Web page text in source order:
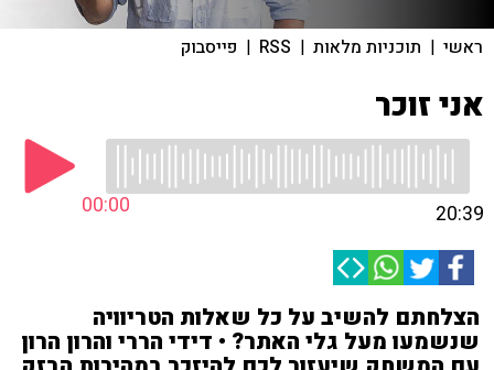
ראשי | תוכניות מלאות |
RSS
| פייסבוק
אני זוכר
00:00 20:39
הצלחתם להשיב על כל שאלות הטריוויה
שנשמעו מעל גלי האתר? • דידי הררי והרון הרון